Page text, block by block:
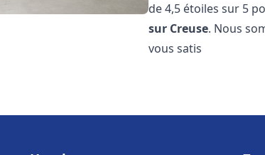
de 4,5 étoiles sur 5
sur Creuse. Nous
vous satis